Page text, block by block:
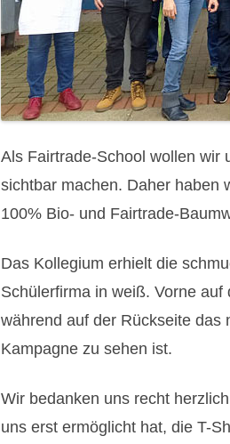
Als Fairtrade-School wollen wir
sichtbar machen. Daher haben
100% Bio- und Fairtrade-
Das Kollegium erhielt die
Schülerfirma in weiß. Vorne
während auf der Rückseite das
Kampagne zu sehen ist.
Wir bedanken uns recht
uns erst ermöglicht hat, die T-